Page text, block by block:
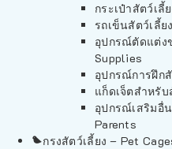
กระเป๋าสัตว์เลี้
รถเข็นสัตว์เลี้ย
อุปกรณ์ตัดแต่ง
Supplies
อุปกรณ์การฝึก
แก็ดเจ็ตสำหรั
อุปกรณ์เสริมอื่
Parents
กรงสัตว์เลี้ยง – Pet